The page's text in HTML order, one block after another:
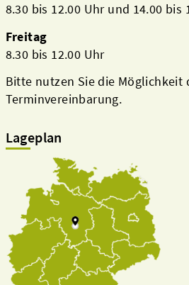
8.30 bis 12.00 Uhr und 14.00 bis
Freitag
8.30 bis 12.00 Uhr
Bitte nutzen Sie die Möglichkeit
Terminvereinbarung.
Lageplan